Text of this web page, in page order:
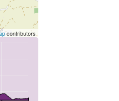
contributors